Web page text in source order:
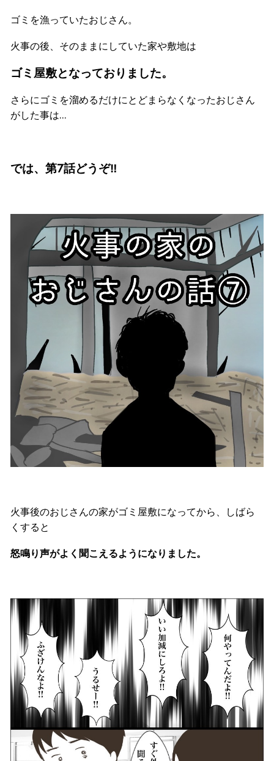
ゴミを漁っていたおじさん。
火事の後、そのままにしていた家や敷地は
ゴミ屋敷となっておりました。
さらにゴミを溜めるだけにとどまらなくなったおじさん
がした事は…
では、第7話どうぞ‼︎
火事後のおじさんの家がゴミ屋敷になってから、しばら
くすると
怒鳴り声がよく聞こえるようになりました。